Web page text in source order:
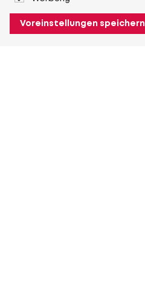
Voreinstellungen speichern